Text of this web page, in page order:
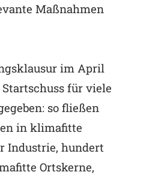
Maßnahmen
im April
für viele
so fließen
in klimafitte
Industrie, hundert
Ortskerne,